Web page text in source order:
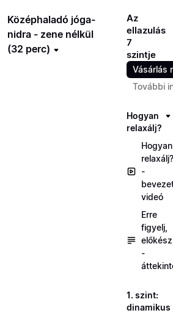
Középhaladó jóga-
nidra - zene nélkül
(32 perc)
Az
ellazulás
7
szintje
Vásárlás
További
Hogyan
relaxálj?
Hogyan
relaxálj?
-
videó
Erre
figyelj,
-
1. szint:
dinamikus